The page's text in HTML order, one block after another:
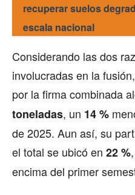
recuperar suelos
escala nacional
Considerando las dos
involucradas en la
por la firma combinada
toneladas, un 14 %
de 2025. Aun así, su
el total se ubicó en 22 %
encima del primer